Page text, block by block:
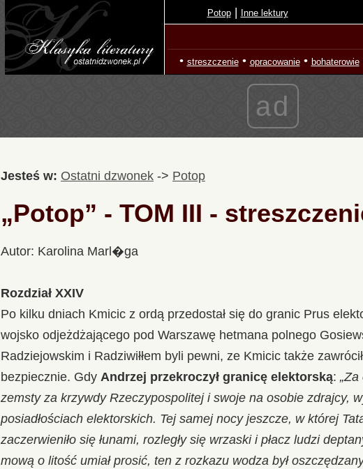
Potop | Inne lektury
• streszczenie• opracowanie• bohaterowie
ad
Jesteś w: Ostatni dzwonek -> Potop
„Potop” - TOM III -
Autor: Karolina Marl�ga
Rozdział XXIV
Po kilku dniach Kmicic z ordą przedostał się do granic Prus
wojsko odjeżdżającego pod Warszawę hetmana polnego
Radziejowskim i Radziwiłłem byli pewni, ze Kmicic także
bezpiecznie. Gdy Andrzej przekroczył granicę elektorską:
zemsty za krzywdy Rzeczypospolitej i swoje na osobie zdrajcy,
posiadłościach elektorskich. Tej samej nocy jeszcze, w której
zaczerwieniło się łunami, rozległy się wrzaski i płacz ludzi
mową o litość umiał prosić, ten z rozkazu wodza był